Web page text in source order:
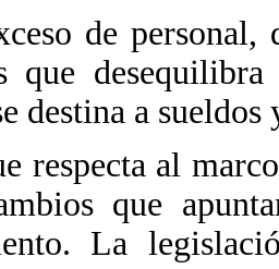
de
que
destina a sueldos
al
que
La